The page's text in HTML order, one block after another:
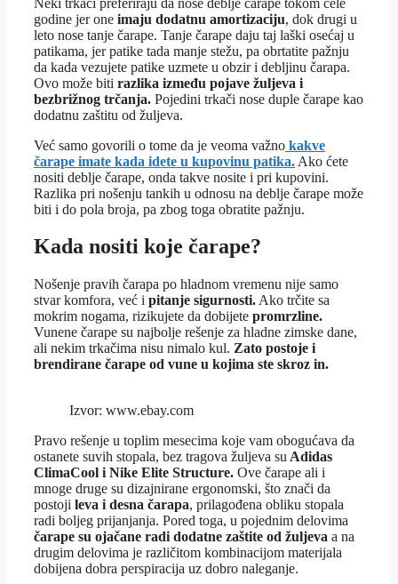
godine jer one imaju dodatnu amortizaciju, dok drugi u
leto nose tanje čarape. Tanje čarape daju taj laški osećaj u
patikama, jer patike tada manje stežu, pa obrtatite pažnju
da kada vezujete patike uzmete u obzir i debljinu čarapa.
Ovo može biti razlika između pojave žuljeva i
bezbrižnog trčanja. Pojedini trkači nose duple čarape kao
dodatnu zaštitu od žuljeva.
Već samo govorili o tome da je veoma važno kakve
čarape imate kada idete u kupovinu patika. Ako ćete
nositi deblje čarape, onda takve nosite i pri kupovini.
Razlika pri nošenju tankih u odnosu na deblje čarape može
biti i do pola broja, pa zbog toga obratite pažnju.
Kada nositi koje čarape?
Nošenje pravih čarapa po hladnom vremenu nije samo
stvar komfora, već i pitanje sigurnosti. Ako trčite sa
mokrim nogama, rizikujete da dobijete promrzline.
Vunene čarape su najbolje rešenje za hladne zimske dane,
ali nekim trkačima nisu nimalo kul. Zato postoje i
brendirane čarape od vune u kojima ste skroz in.
Izvor: www.ebay.com
Pravo rešenje u toplim mesecima koje vam obogućava da
ostanete suvih stopala, bez tragova žuljeva su Adidas
ClimaCool i Nike Elite Structure. Ove čarape ali i
mnoge druge su dizajnirane ergonomski, što znači da
postoji leva i desna čarapa, prilagođena obliku stopala
radi boljeg prijanjanja. Pored toga, u pojednim delovima
čarape su ojačane radi dodatne zaštite od žuljeva a na
drugim delovima je različitom kombinacijom materijala
dobijena dobra perspiracija uz dobro naleganje.